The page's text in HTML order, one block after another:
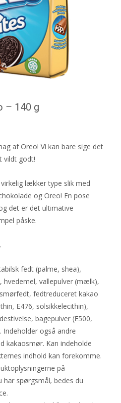
– 140 g
af Oreo! Vi kan bare sige det
vildt godt!
lækker type slik med
og Oreo! En pose
det er det ultimative
påske.
fedt (palme, shea),
hvedemel, vallepulver (mælk),
fedtreduceret kakao
E476, solsikkelecithin),
bagepulver (E500,
Indeholder også andre
kakaosmør. Kan indeholde
indhold kan forekomme.
på
har spørgsmål, bedes du